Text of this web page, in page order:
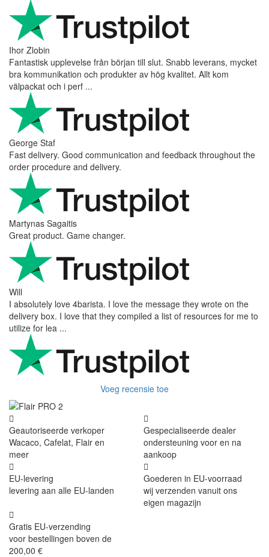
Ihor Zlobin
Fantastisk upplevelse från början till slut. Snabb leverans, mycket
bra kommunikation och produkter av hög kvalitet. Allt kom
välpackat och i perf ...
George Staf
Fast delivery. Good communication and feedback throughout the
order procedure and delivery.
Martynas Sagaitis
Great product. Game changer.
Will
I absolutely love 4barista. I love the message they wrote on the
delivery box. I love that they compiled a list of resources for me to
utilize for lea ...
Voeg recensie toe
Geautoriseerde verkoper
Wacaco, Cafelat, Flair en
meer
Gespecialiseerde dealer
ondersteuning voor en na
aankoop
EU-levering
levering aan alle EU-landen
Goederen in EU-voorraad
wij verzenden vanuit ons
eigen magazijn
Gratis EU-verzending
voor bestellingen boven de
200,00 €